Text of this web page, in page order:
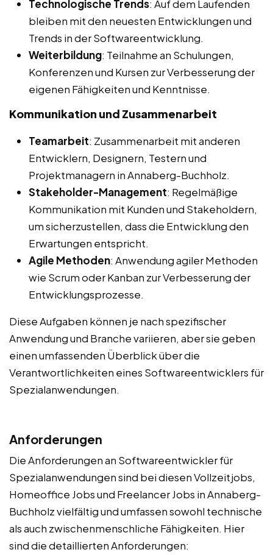
Technologische Trends: Auf dem Laufenden
bleiben mit den neuesten Entwicklungen und
Trends in der Softwareentwicklung.
Weiterbildung: Teilnahme an Schulungen,
Konferenzen und Kursen zur Verbesserung der
eigenen Fähigkeiten und Kenntnisse.
Kommunikation und Zusammenarbeit
Teamarbeit: Zusammenarbeit mit anderen
Entwicklern, Designern, Testern und
Projektmanagern in Annaberg-Buchholz.
Stakeholder-Management: Regelmäßige
Kommunikation mit Kunden und Stakeholdern,
um sicherzustellen, dass die Entwicklung den
Erwartungen entspricht.
Agile Methoden: Anwendung agiler Methoden
wie Scrum oder Kanban zur Verbesserung der
Entwicklungsprozesse.
Diese Aufgaben können je nach spezifischer
Anwendung und Branche variieren, aber sie geben
einen umfassenden Überblick über die
Verantwortlichkeiten eines Softwareentwicklers für
Spezialanwendungen.
Anforderungen
Die Anforderungen an Softwareentwickler für
Spezialanwendungen sind bei diesen Vollzeitjobs,
Homeoffice Jobs und Freelancer Jobs in Annaberg-
Buchholz vielfältig und umfassen sowohl technische
als auch zwischenmenschliche Fähigkeiten. Hier
sind die detaillierten Anforderungen: